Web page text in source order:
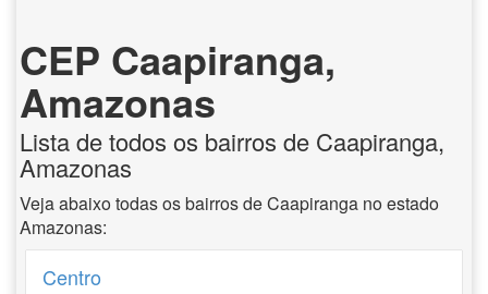
CEP Caapiranga,
Amazonas
Lista de todos os bairros de Caapiranga,
Amazonas
Veja abaixo todas os bairros de Caapiranga no estado
Amazonas:
Centro